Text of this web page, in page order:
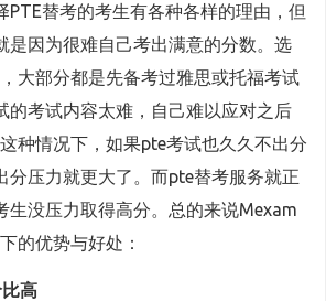
PTE替考的考生有各种各样的理由，但
是因为很难自己考出满意的分数。选
大部分都是先备考过雅思或托福考试
的考试内容太难，自己难以应对之后
种情况下，如果pte考试也久久不出分
分压力就更大了。而pte替考服务就正
生没压力取得高分。总的来说Mexam
的优势与好处：
高